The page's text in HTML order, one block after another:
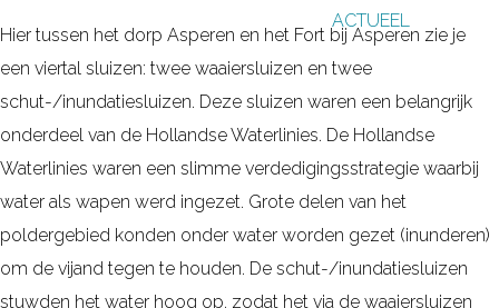
g
ACTUEEL
Hier tussen het dorp Asperen en het Fort bij Asperen zie je
een viertal sluizen: twee waaiersluizen en twee
schut-/inundatiesluizen. Deze sluizen waren een belangrijk
onderdeel van de Hollandse Waterlinies. De Hollandse
Waterlinies waren een slimme verdedigingsstrategie waarbij
water als wapen werd ingezet. Grote delen van het
poldergebied konden onder water worden gezet (inunderen)
om de vijand tegen te houden. De schut-/inundatiesluizen
stuwden het water hoog op, zodat het via de waaiersluizen